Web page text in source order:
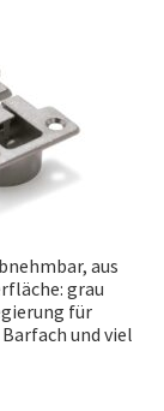
aus
grau
für
und viel